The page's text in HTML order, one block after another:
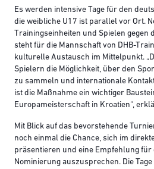
Es werden intensive Tage für den
die weibliche U17 ist parallel vor Ort.
Trainingseinheiten und Spielen gegen
steht für die Mannschaft von DHB-
kulturelle Austausch im Mittelpunkt.
Spielern die Möglichkeit, über den
zu sammeln und internationale
ist die Maßnahme ein wichtiger
Europameisterschaft in Kroatien“,
Mit Blick auf das bevorstehende
noch einmal die Chance, sich im
präsentieren und eine Empfehlung für
Nominierung auszusprechen. Die